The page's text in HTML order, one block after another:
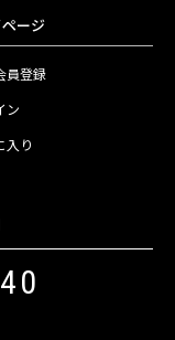
ージ
員登録
ン
入り